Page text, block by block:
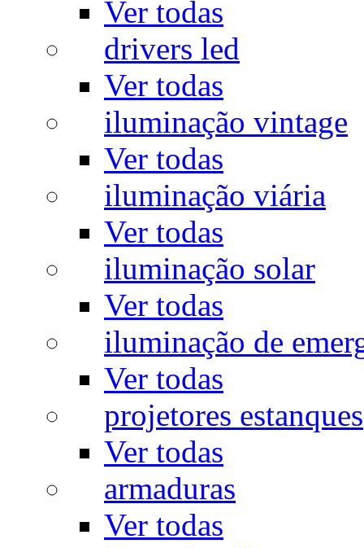
Ver todas
drivers led
Ver todas
iluminação vintage
Ver todas
iluminação viária
Ver todas
iluminação solar
Ver todas
iluminação de
Ver todas
projetores estanques
Ver todas
armaduras
Ver todas